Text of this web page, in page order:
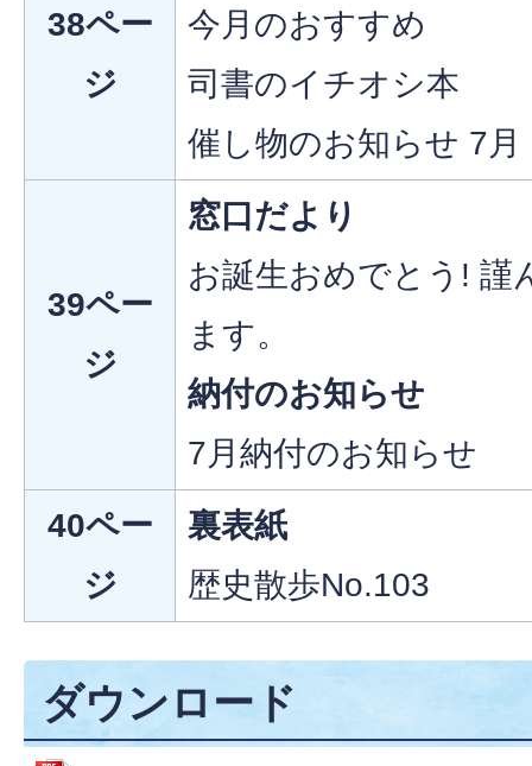
38ペー
ジ
今月のおすすめ
司書のイチオシ本
催し物のお知らせ 7月
39ペー
ジ
窓口だより
お誕生おめでとう! 謹
ます。
納付のお知らせ
7月納付のお知らせ
40ペー
ジ
裏表紙
歴史散歩No.103
ダウンロード